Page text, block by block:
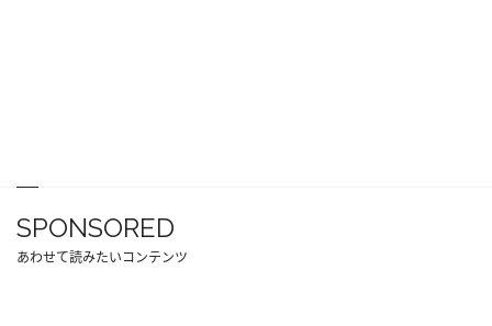
SPONSORED
あわせて読みたいコンテンツ